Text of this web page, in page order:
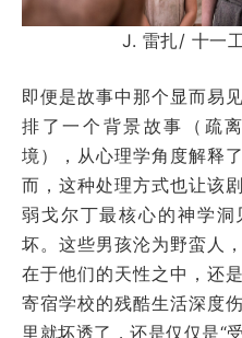
J. 雷扎/ 十一
即便是故事中那个显而易
排了一个背景故事（疏
境），从心理学角度解释
而，这种处理方式也让该
弱戈尔丁最核心的神学
坏。这些男孩沦为野蛮人
在于他们的天性之中，还
寄宿学校的残酷生活深度
里就坏透了，还是仅仅是“